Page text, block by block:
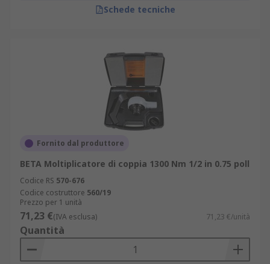
Schede tecniche
Fornito dal produttore
BETA Moltiplicatore di coppia 1300 Nm 1/2 in 0.75 poll
Codice RS 570-676
Codice costruttore 560/19
Prezzo per 1 unità
71,23 €(IVA esclusa) 71,23 €/unità
Quantità